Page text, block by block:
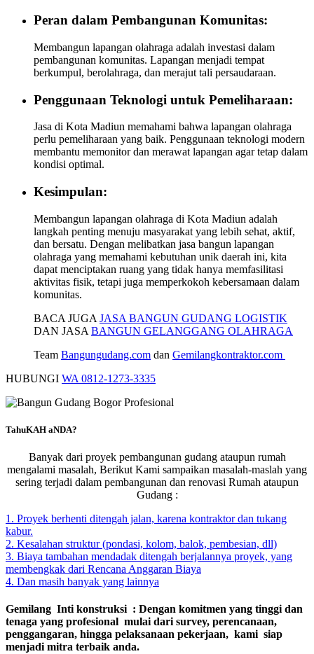
Peran dalam Pembangunan Komunitas:
Membangun lapangan olahraga adalah investasi dalam
pembangunan komunitas. Lapangan menjadi tempat
berkumpul, berolahraga, dan merajut tali persaudaraan.
Penggunaan Teknologi untuk Pemeliharaan:
Jasa di Kota Madiun memahami bahwa lapangan olahraga
perlu pemeliharaan yang baik. Penggunaan teknologi modern
membantu memonitor dan merawat lapangan agar tetap dalam
kondisi optimal.
Kesimpulan:
Membangun lapangan olahraga di Kota Madiun adalah
langkah penting menuju masyarakat yang lebih sehat, aktif,
dan bersatu. Dengan melibatkan jasa bangun lapangan
olahraga yang memahami kebutuhan unik daerah ini, kita
dapat menciptakan ruang yang tidak hanya memfasilitasi
aktivitas fisik, tetapi juga memperkokoh kebersamaan dalam
komunitas.
BACA JUGA JASA BANGUN GUDANG LOGISTIK
DAN JASA BANGUN GELANGGANG OLAHRAGA
Team Bangungudang.com dan Gemilangkontraktor.com
HUBUNGI WA 0812-1273-3335
TahuKAH aNDA?
Banyak dari proyek pembangunan gudang ataupun rumah
mengalami masalah, Berikut Kami sampaikan masalah-maslah yang
sering terjadi dalam pembangunan dan renovasi Rumah ataupun
Gudang :
1. Proyek berhenti ditengah jalan, karena kontraktor dan tukang
kabur.
2. Kesalahan struktur (pondasi, kolom, balok, pembesian, dll)
3. Biaya tambahan mendadak ditengah berjalannya proyek, yang
membengkak dari Rencana Anggaran Biaya
4. Dan masih banyak yang lainnya
Gemilang Inti konstruksi : Dengan komitmen yang tinggi dan
tenaga yang profesional mulai dari survey, perencanaan,
penggangaran, hingga pelaksanaan pekerjaan, kami siap
menjadi mitra terbaik anda.